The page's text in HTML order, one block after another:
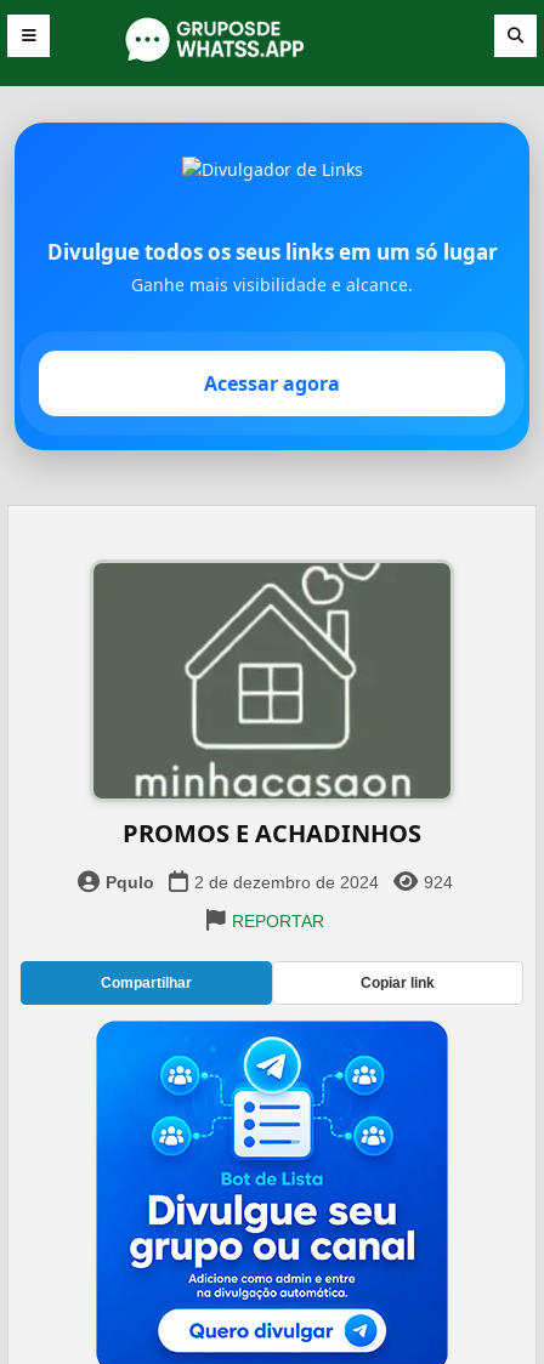
Divulgue todos os seus links em um só lugar
Ganhe mais visibilidade e alcance.
Acessar agora
PROMOS E ACHADINHOS
Pqulo 2 de dezembro de 2024
924
REPORTAR
Compartilhar Copiar link